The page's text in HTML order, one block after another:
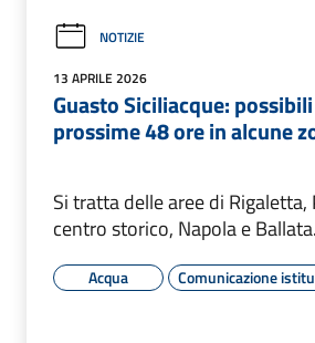
NOTIZIE
13 APRILE 2026
Guasto Siciliacque:
prossime 48 ore in alcune
Si tratta delle aree di Rigaletta,
centro storico, Napola e Ballata.
Acqua Comunicazione